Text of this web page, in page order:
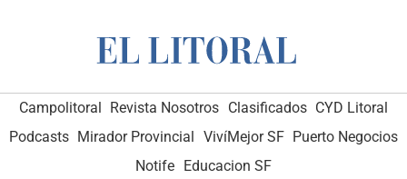
Campolitoral Revista Nosotros Clasificados CYD Litoral
Podcasts Mirador Provincial VivíMejor SF Puerto Negocios
Notife Educacion SF